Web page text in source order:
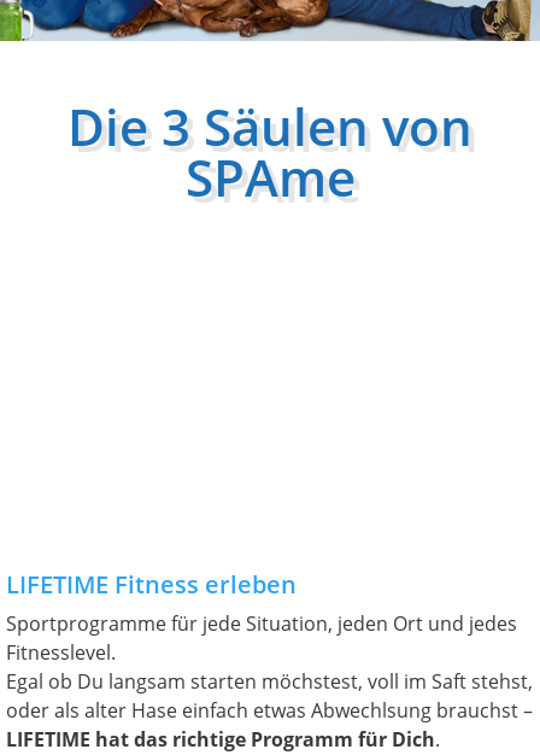
Die 3 Säulen von
SPAme
LIFETIME Fitness erleben
Sportprogramme für jede Situation, jeden Ort und jedes
Fitnesslevel.
Egal ob Du langsam starten möchstest, voll im Saft stehst,
oder als alter Hase einfach etwas Abwechlsung brauchst –
LIFETIME hat das richtige Programm für Dich.